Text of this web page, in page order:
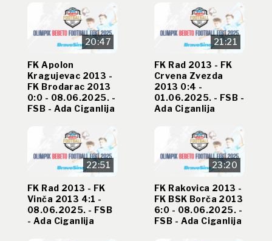
20:47
FK Apolon
Kragujevac 2013 -
FK Brodarac 2013
0:0 - 08.06.2025. -
FSB - Ada Ciganlija
21:21
FK Rad 2013 - FK
Crvena Zvezda
2013 0:4 -
01.06.2025. - FSB -
Ada Ciganlija
22:51
FK Rad 2013 - FK
Vinča 2013 4:1 -
08.06.2025. - FSB
- Ada Ciganlija
23:20
FK Rakovica 2013 -
FK BSK Borča 2013
6:0 - 08.06.2025. -
FSB - Ada Ciganlija